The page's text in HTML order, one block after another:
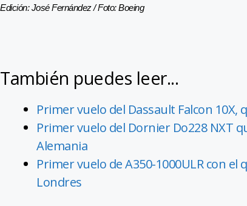
Edición: José Fernández / Foto: Boeing
También puedes leer...
Primer vuelo del Dassault Falcon
Primer vuelo del Dornier Do228 NXT
Alemania
Primer vuelo de A350-1000ULR con
Londres